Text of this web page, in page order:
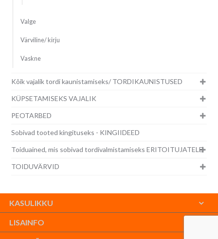
Valge
Värviline/ kirju
Vaskne
Kõik vajalik tordi kaunistamiseks/ TORDIKAUNISTUSED
KÜPSETAMISEKS VAJALIK
PEOTARBED
Sobivad tooted kingituseks - KINGIIDEED
Toiduained, mis sobivad tordivalmistamiseks ERITOITUJATELE
TOIDUVÄRVID
KASULIKKU
LISAINFO